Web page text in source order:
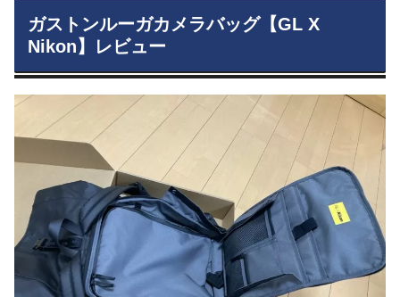
ガストンルーガカメラバッグ【GL X
Nikon】レビュー